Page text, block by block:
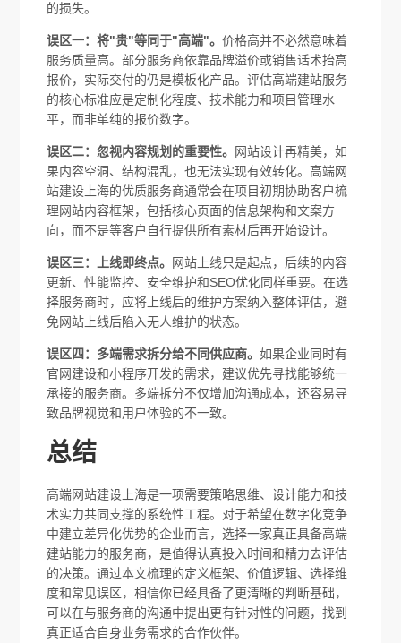
的损失。
误区一：将"贵"等同于"高端"。价格高并不必然意味着
服务质量高。部分服务商依靠品牌溢价或销售话术抬高
报价，实际交付的仍是模板化产品。评估高端建站服务
的核心标准应是定制化程度、技术能力和项目管理水
平，而非单纯的报价数字。
误区二：忽视内容规划的重要性。 网站设计再精美，如
果内容空洞、结构混乱，也无法实现有效转化。高端网
站建设上海的优质服务商通常会在项目初期协助客户梳
理网站内容框架，包括核心页面的信息架构和文案方
向，而不是等客户自行提供所有素材后再开始设计。
误区三：上线即终点。 网站上线只是起点，后续的内容
更新、性能监控、安全维护和SEO优化同样重要。在选
择服务商时，应将上线后的维护方案纳入整体评估，避
免网站上线后陷入无人维护的状态。
误区四：多端需求拆分给不同供应商。如果企业同时有
官网建设和小程序开发的需求，建议优先寻找能够统一
承接的服务商。多端拆分不仅增加沟通成本，还容易导
致品牌视觉和用户体验的不一致。
总结
高端网站建设上海是一项需要策略思维、设计能力和技
术实力共同支撑的系统性工程。对于希望在数字化竞争
中建立差异化优势的企业而言，选择一家真正具备高端
建站能力的服务商，是值得认真投入时间和精力去评估
的决策。通过本文梳理的定义框架、价值逻辑、选择维
度和常见误区，相信你已经具备了更清晰的判断基础，
可以在与服务商的沟通中提出更有针对性的问题，找到
真正适合自身业务需求的合作伙伴。